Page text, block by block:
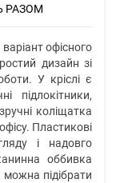
РАЗОМ
офісного
дизайн зі
У кріслі є
підлокітники,
коліщатка
Пластикові
і надовго
оббивка
можна підібрати